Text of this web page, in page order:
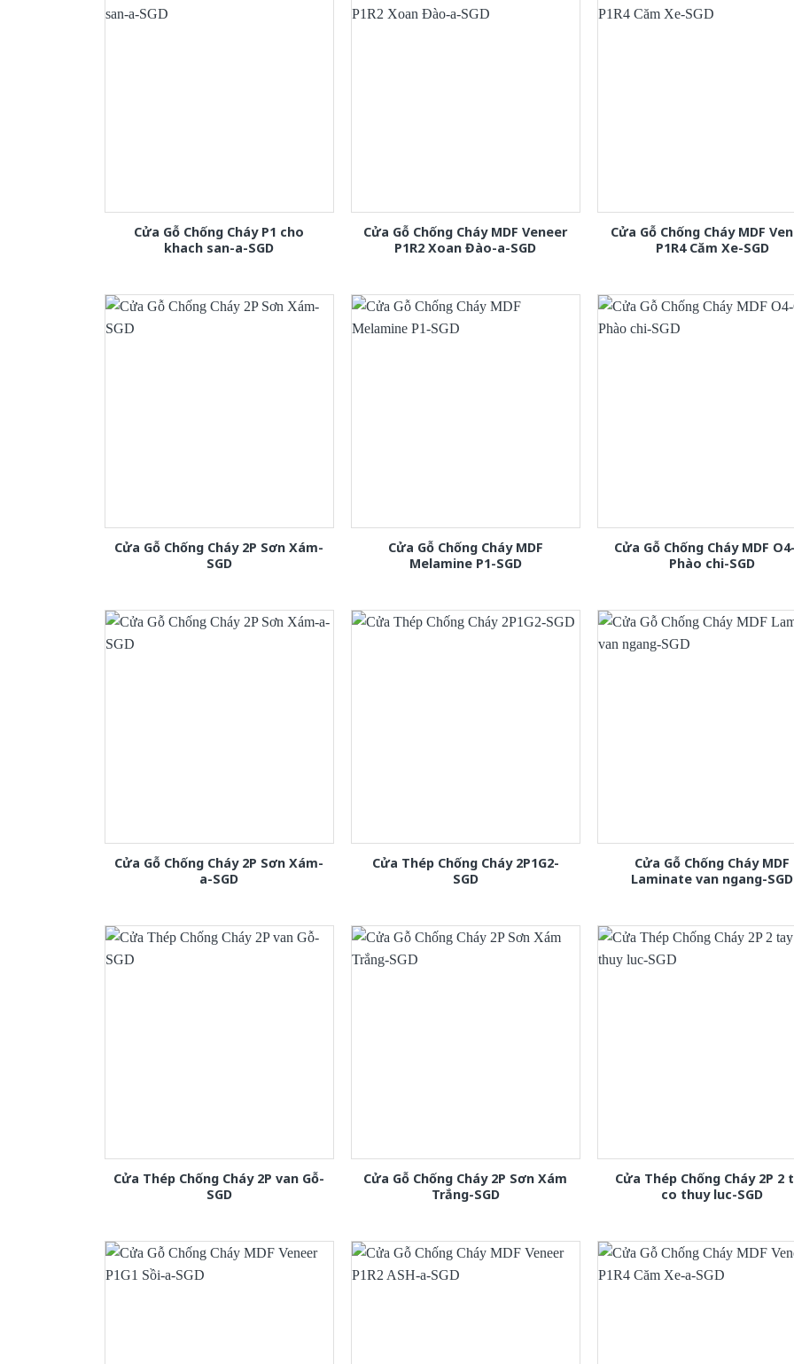
Cửa Gỗ Chống Cháy P1 cho
khach san-a-SGD
Cửa Gỗ Chống Cháy MDF Veneer
P1R2 Xoan Đào-a-SGD
Cửa Gỗ Chống Cháy MDF
P1R4 Căm Xe-SGD
Cửa Gỗ Chống Cháy 2P Sơn Xám-
SGD
Cửa Gỗ Chống Cháy MDF
Melamine P1-SGD
Cửa Gỗ Chống Cháy MDF
Phào chi-SGD
Cửa Gỗ Chống Cháy 2P Sơn Xám-
a-SGD
Cửa Thép Chống Cháy 2P1G2-
SGD
Cửa Gỗ Chống Cháy MDF
Laminate van ngang-SGD
Cửa Thép Chống Cháy 2P van Gỗ-
SGD
Cửa Gỗ Chống Cháy 2P Sơn Xám
Trắng-SGD
Cửa Thép Chống Cháy 2P 2
co thuy luc-SGD